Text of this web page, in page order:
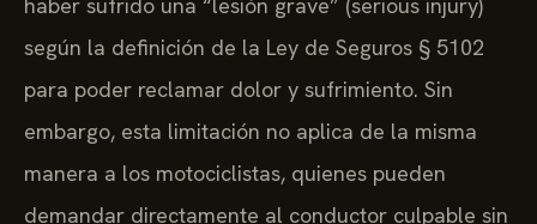
haber sufrido una “lesión grave” (serious injury)
según la definición de la Ley de Seguros § 5102
para poder reclamar dolor y sufrimiento. Sin
embargo, esta limitación no aplica de la misma
manera a los motociclistas, quienes pueden
demandar directamente al conductor culpable sin